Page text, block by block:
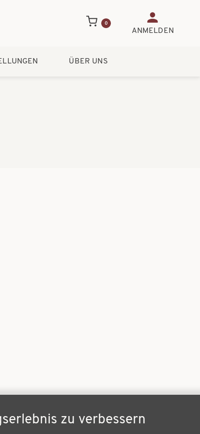
0
ANMELDEN
ÜBER UNS
zu verbessern